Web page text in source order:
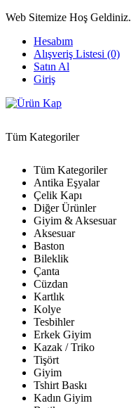
Web Sitemize Hoş Geldiniz.
Hesabım
Alışveriş Listesi (0)
Satın Al
Giriş
Tüm Kategoriler
Tüm Kategoriler
Antika Eşyalar
Çelik Kapı
Diğer Ürünler
Giyim & Aksesuar
Aksesuar
Baston
Bileklik
Çanta
Cüzdan
Kartlık
Kolye
Tesbihler
Erkek Giyim
Kazak / Triko
Tişört
Giyim
Tshirt Baskı
Kadın Giyim